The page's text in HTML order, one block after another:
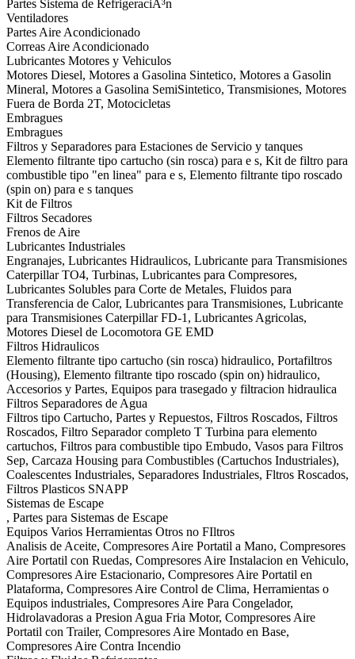
Partes Sistema de RefrigeraciÃ³n
Ventiladores
Partes Aire Acondicionado
Correas Aire Acondicionado
Lubricantes Motores y Vehiculos
Motores Diesel, Motores a Gasolina Sintetico, Motores a Gasolin
Mineral, Motores a Gasolina SemiSintetico, Transmisiones, Motores
Fuera de Borda 2T, Motocicletas
Embragues
Embragues
Filtros y Separadores para Estaciones de Servicio y tanques
Elemento filtrante tipo cartucho (sin rosca) para e s, Kit de filtro para
combustible tipo "en linea" para e s, Elemento filtrante tipo roscado
(spin on) para e s tanques
Kit de Filtros
Filtros Secadores
Frenos de Aire
Lubricantes Industriales
Engranajes, Lubricantes Hidraulicos, Lubricante para Transmisiones
Caterpillar TO4, Turbinas, Lubricantes para Compresores,
Lubricantes Solubles para Corte de Metales, Fluidos para
Transferencia de Calor, Lubricantes para Transmisiones, Lubricante
para Transmisiones Caterpillar FD-1, Lubricantes Agricolas,
Motores Diesel de Locomotora GE EMD
Filtros Hidraulicos
Elemento filtrante tipo cartucho (sin rosca) hidraulico, Portafiltros
(Housing), Elemento filtrante tipo roscado (spin on) hidraulico,
Accesorios y Partes, Equipos para trasegado y filtracion hidraulica
Filtros Separadores de Agua
Filtros tipo Cartucho, Partes y Repuestos, Filtros Roscados, Filtros
Roscados, Filtro Separador completo T Turbina para elemento
cartuchos, Filtros para combustible tipo Embudo, Vasos para Filtros
Sep, Carcaza Housing para Combustibles (Cartuchos Industriales),
Coalescentes Industriales, Separadores Industriales, Fltros Roscados,
Filtros Plasticos SNAPP
Sistemas de Escape
, Partes para Sistemas de Escape
Equipos Varios Herramientas Otros no FIltros
Analisis de Aceite, Compresores Aire Portatil a Mano, Compresores
Aire Portatil con Ruedas, Compresores Aire Instalacion en Vehiculo,
Compresores Aire Estacionario, Compresores Aire Portatil en
Plataforma, Compresores Aire Control de Clima, Herramientas o
Equipos industriales, Compresores Aire Para Congelador,
Hidrolavadoras a Presion Agua Fria Motor, Compresores Aire
Portatil con Trailer, Compresores Aire Montado en Base,
Compresores Aire Contra Incendio